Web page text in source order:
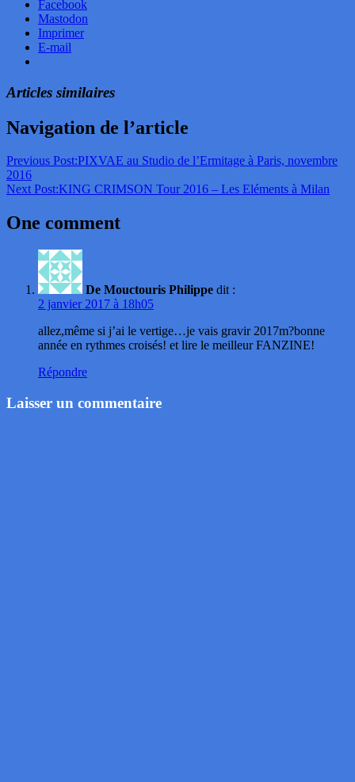
Facebook
Mastodon
Imprimer
E-mail
Articles similaires
Navigation de l’article
Previous Post:PIXVAE au Studio de l’Ermitage à Paris, novembre
2016
Next Post:KING CRIMSON Tour 2016 – Les Eléments à Milan
One comment
De Mouctouris Philippe dit :
2 janvier 2017 à 18h05
allez,même si j’ai le vertige…je vais gravir 2017m?bonne
année en rythmes croisés! et lire le meilleur FANZINE!
Répondre
Laisser un commentaire